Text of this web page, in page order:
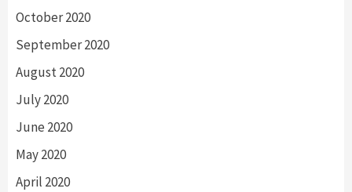
October 2020
September 2020
August 2020
July 2020
June 2020
May 2020
April 2020